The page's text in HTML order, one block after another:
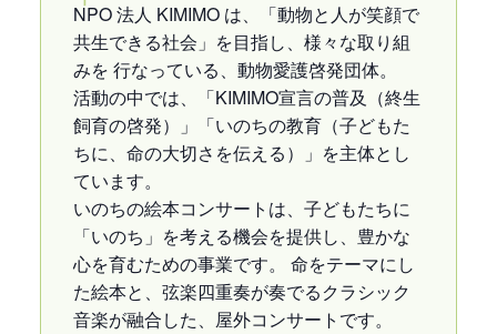
NPO 法人 KIMIMO は、「動物と人が笑顔で
共生できる社会」を目指し、様々な取り組
みを 行なっている、動物愛護啓発団体。
活動の中では、「KIMIMO宣言の普及（終生
飼育の啓発）」「いのちの教育（子どもた
ちに、命の大切さを伝える）」を主体とし
ています。
いのちの絵本コンサートは、子どもたちに
「いのち」を考える機会を提供し、豊かな
心を育むための事業です。 命をテーマにし
た絵本と、弦楽四重奏が奏でるクラシック
音楽が融合した、屋外コンサートです。